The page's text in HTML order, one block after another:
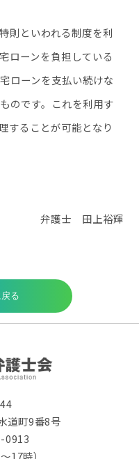
則といわれる制度を利
ローンを負担している
ローンを支払い続けな
のです。これを利用す
することが可能となり
弁護士 田上裕輝
道町9番8号
0913
17時）